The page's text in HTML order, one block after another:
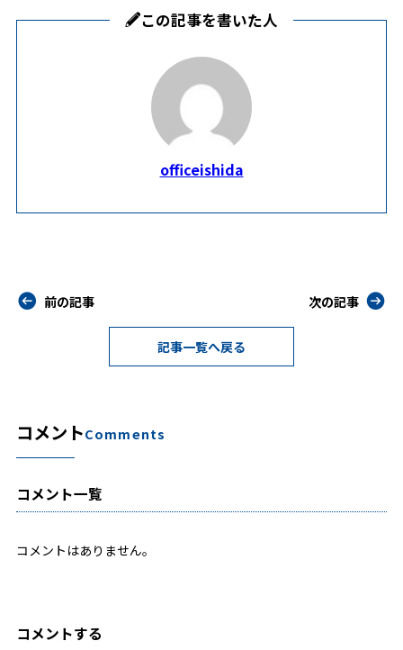
この記事を書いた人
officeishida
前の記事
記事一覧へ戻る
次の記事
コメントComments
コメント一覧
コメントはありません。
コメントする